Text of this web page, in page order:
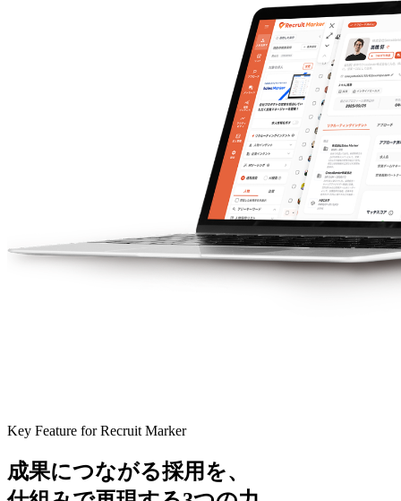
Key Feature for Recruit Marker
成果につながる採用を、